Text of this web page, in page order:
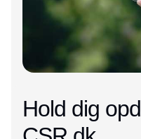
Hold dig